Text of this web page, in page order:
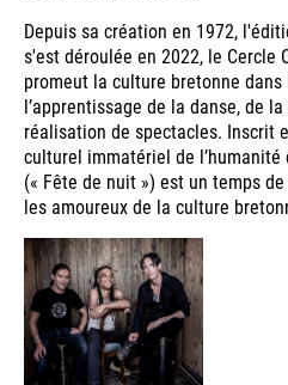
Depuis sa création en 1972,
s'est déroulée en 2022, le Cercle
promeut la culture bretonne
l’apprentissage de la danse, de
réalisation de spectacles. Inscrit
culturel immatériel de l’humanité
(« Fête de nuit ») est un temps
les amoureux de la culture